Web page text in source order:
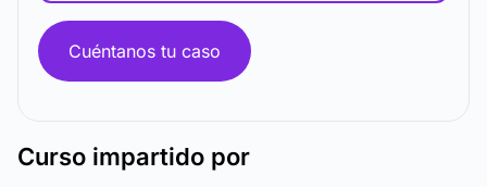
Cuéntanos tu caso
Curso impartido por